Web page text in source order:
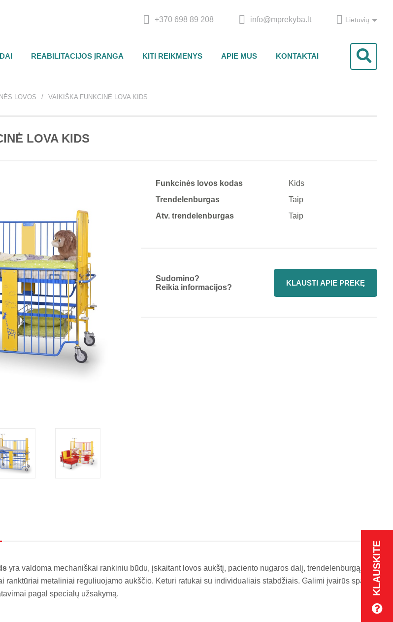
+370 698 89 208 info@mprekyba.lt Lietuvių
REABILITACIJOS ĮRANGA KITI REIKMENYS APIE MUS KONTAKTAI
KLAUSKITE
LOVOS VAIKIŠKA FUNKCINĖ LOVA KIDS
LOVA KIDS
Funkcinės lovos kodas
Kids
Trendelenburgas
Taip
Atv. trendelenburgas
Taip
Sudomino?
Reikia informacijos?
KLAUSTI APIE PREKĘ
yra valdoma mechaniškai rankiniu būdu, įskaitant lovos aukštį, paciento nugaros dalį, trendelenburgą bei
ranktūriai metaliniai reguliuojamo aukščio. Keturi ratukai su individualiais stabdžiais. Galimi įvairūs spalvų
pagal specialų užsakymą.